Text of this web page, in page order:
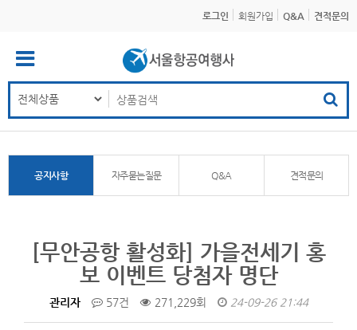
로그인 회원가입 Q&A 견적문의
공지사항 자주묻는질문 Q&A 견적문의
[무안공항 활성화] 가을전세기 홍
보 이벤트 당첨자 명단
관리자 57건 271,229회 24-09-26 21:44